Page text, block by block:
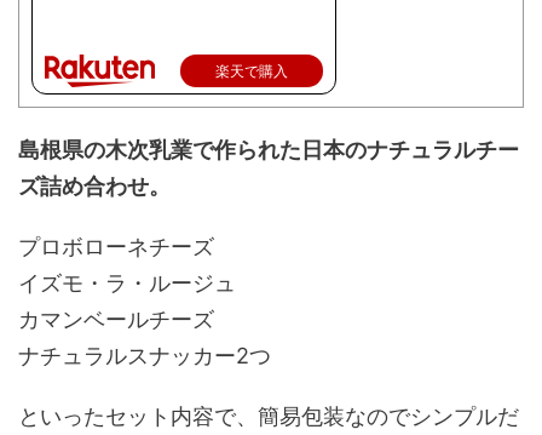
楽天で購入
島根県の木次乳業で作られた日本のナチュラルチー
ズ詰め合わせ。
プロボローネチーズ
イズモ・ラ・ルージュ
カマンベールチーズ
ナチュラルスナッカー2つ
といったセット内容で、簡易包装なのでシンプルだ